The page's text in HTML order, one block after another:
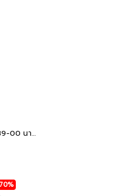
Nixon Sentry ss NXA3561439-00 นาฬิกาข้อมือผู้ชาย สีดำ SENTRY SS BLACK KHAKI